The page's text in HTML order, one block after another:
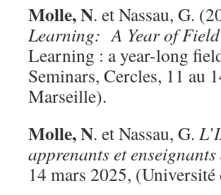
Molle, N. et Nassau, G.
Learning: A Year of
Learning : a year-long
Seminars, Cercles, 11
Marseille).
Molle, N. et Nassau, G.
apprenants et
14 mars 2025,